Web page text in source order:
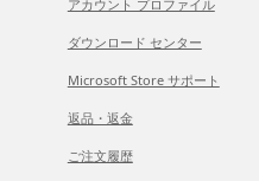
アカウント プロファイル
ダウンロード センター
Microsoft Store サポート
返品・返金
ご注文履歴